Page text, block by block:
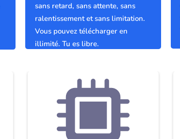
sans retard, sans attente, sans
ralentissement et sans limitation.
Vous pouvez télécharger en
illimité. Tu es libre.